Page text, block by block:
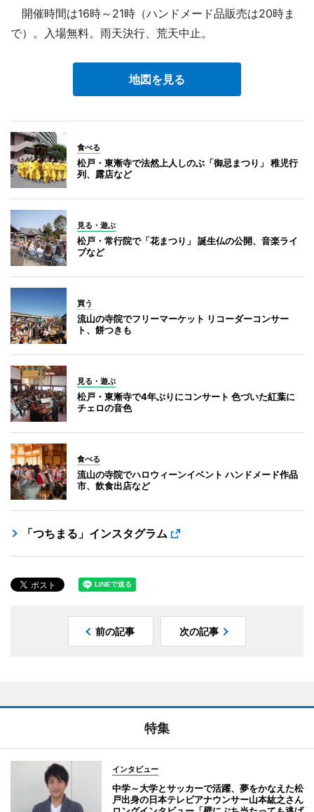
開催時間は16時～21時（ハンドメード品販売は20時ま
で）。入場無料。雨天決行、荒天中止。
地図を見る
食べる
松戸・東漸寺で法然上人しのぶ「御忌まつり」 稚児行
列、露店など
見る・遊ぶ
松戸・常行院で「花まつり」 誕生仏の公開、音楽ライ
ブなど
買う
流山の寺院でフリーマーケット リコーダーコンサー
ト、餅つきも
見る・遊ぶ
松戸・東漸寺で4年ぶりにコンサート 色づいた紅葉に
チェロの音色
食べる
流山の寺院でハロウィーンイベント ハンドメード作品
市、飲食出店など
「つちまる」インスタグラム
前の記事 次の記事
特集
インタビュー
中学～大学とサッカーで活躍、夢をかなえた松
戸出身の日本テレビアナウンサー山本紘之さん